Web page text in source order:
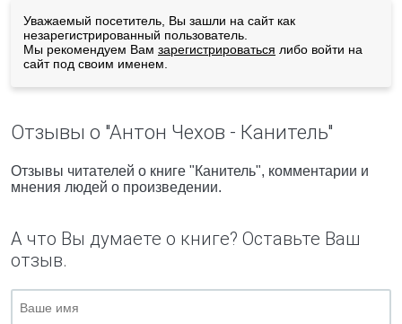
Уважаемый посетитель, Вы зашли на сайт как
незарегистрированный пользователь.
Мы рекомендуем Вам зарегистрироваться либо войти на
сайт под своим именем.
Отзывы о "Антон Чехов - Канитель"
Отзывы читателей о книге "Канитель", комментарии и
мнения людей о произведении.
А что Вы думаете о книге? Оставьте Ваш
отзыв.